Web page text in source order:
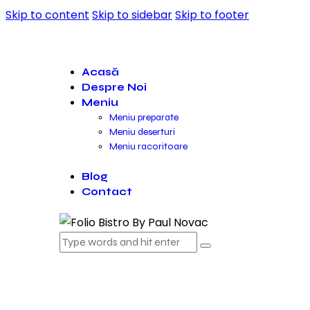
Skip to content Skip to sidebarSkip to footer
Acasă
Despre Noi
Meniu
Meniu preparate
Meniu deserturi
Meniu racoritoare
Blog
Contact